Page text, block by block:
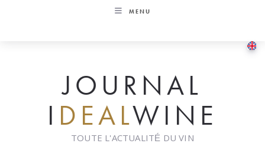
MENU
JOURNAL
I DEALWINE
TOUTE L'ACTUALITÉ DU VIN